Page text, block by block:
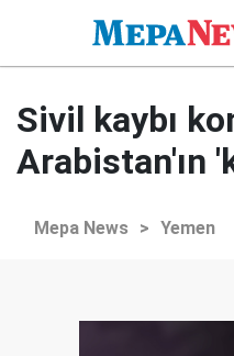
Sivil kaybı
Arabistan'ın
Mepa News > Yemen